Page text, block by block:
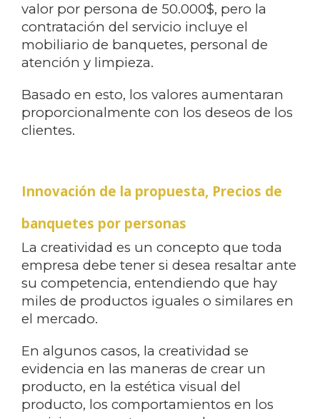
valor por persona de 50.000$, pero la
contratación del servicio incluye el
mobiliario de banquetes, personal de
atención y limpieza.
Basado en esto, los valores aumentaran
proporcionalmente con los deseos de los
clientes.
Innovación de la propuesta, Precios de
banquetes por personas
La creatividad es un concepto que toda
empresa debe tener si desea resaltar ante
su competencia, entendiendo que hay
miles de productos iguales o similares en
el mercado.
En algunos casos, la creatividad se
evidencia en las maneras de crear un
producto, en la estética visual del
producto, los comportamientos en los